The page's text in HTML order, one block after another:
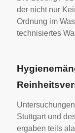
der nicht nur
Ordnung im
technisiertes
Stuttgart und
ergaben teils